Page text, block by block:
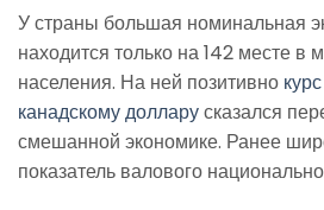
У страны большая номинальная
находится только на 142 месте
населения. На ней позитивно
канадскому долларусказался
смешанной экономике. Ранее
показатель валового